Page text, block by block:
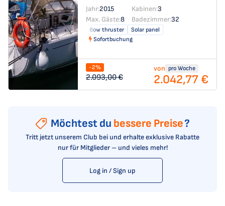
Jahr:2015 Kabinen:3
Max. Gäste:8 Badezimmer:32
Bow thruster
Solar panel
Sofortbuchung
-2%
2.093,00 €
von pro Woche
2.042,77 €
Möchtest du bessere Preise?
Tritt jetzt unserem Club bei und erhalte exklusive Rabatte
nur für Mitglieder – und vieles mehr!
Log in / Sign up